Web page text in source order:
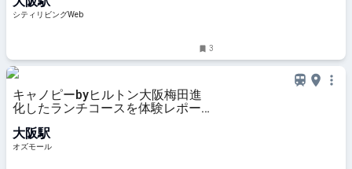
シティリビングWeb
3
キャノピーbyヒルトン大阪梅田進
化したランチコースを体験レポー
大阪駅
オズモール